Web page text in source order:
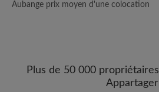
Aubange prix moyen d'une colocation
Plus de 50 000
Appartager